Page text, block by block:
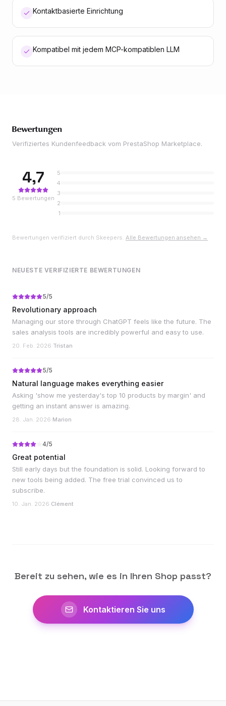
Kontaktbasierte Einrichtung
Kompatibel mit jedem MCP-kompatiblen LLM
Bewertungen
Verifiziertes Kundenfeedback vom PrestaShop Marketplace.
4,7
5 Bewertungen
5
4
3
2
1
Bewertungen verifiziert durch Skeepers. Alle Bewertungen ansehen →
NEUESTE VERIFIZIERTE BEWERTUNGEN
5/5
Revolutionary approach
Managing our store through ChatGPT feels like the future. The
sales analysis tools are incredibly powerful and easy to use.
20. Feb. 2026·Tristan
5/5
Natural language makes everything easier
Asking 'show me yesterday's top 10 products by margin' and
getting an instant answer is amazing.
28. Jan. 2026·Marion
4/5
Great potential
Still early days but the foundation is solid. Looking forward to
new tools being added. The free trial convinced us to
subscribe.
10. Jan. 2026·Clément
Bereit zu sehen, wie es in Ihren Shop passt?
Kontaktieren Sie uns